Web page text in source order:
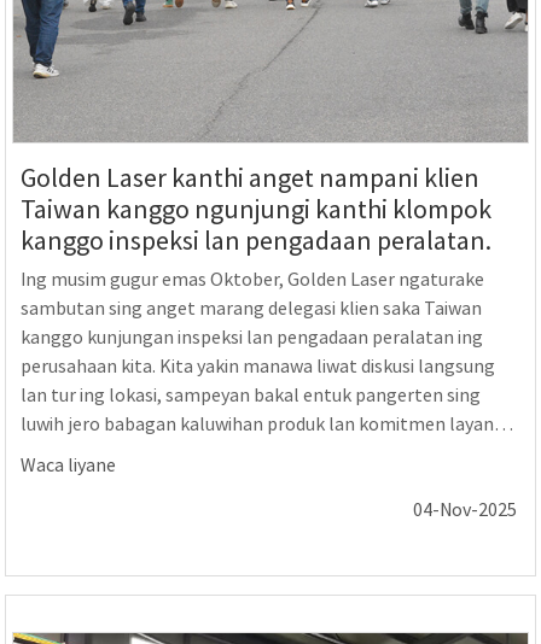
Golden Laser kanthi anget nampani klien
Taiwan kanggo ngunjungi kanthi klompok
kanggo inspeksi lan pengadaan peralatan.
Ing musim gugur emas Oktober, Golden Laser ngaturake
sambutan sing anget marang delegasi klien saka Taiwan
kanggo kunjungan inspeksi lan pengadaan peralatan ing
perusahaan kita. Kita yakin manawa liwat diskusi langsung
lan tur ing lokasi, sampeyan bakal entuk pangerten sing
luwih jero babagan kaluwihan produk lan komitmen layanan
kita. Kunjungan iki ora mung inspeksi; aku...
Waca liyane
04-Nov-2025